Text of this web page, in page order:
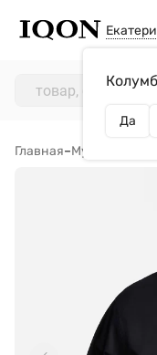
Да
Главная–Мужчинам